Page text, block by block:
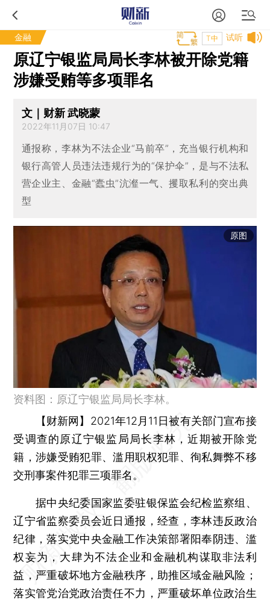
金融 试听
T中
原辽宁银监局局长李林被开除党籍
涉嫌受贿等多项罪名
文｜财新 武晓蒙
2022年11月07日 10:47
通报称，李林为不法企业“马前卒”，充当银行机构和
银行高管人员违法违规行为的“保护伞”，是与不法私
营企业主、金融“蠹虫”沆瀣一气、攫取私利的突出典
型
原图
资料图：原辽宁银监局局长李林。
【财新网】 2021年12月11日被有关部门宣布接
受调查的原辽宁银监局局长李林，近期被开除党
籍，涉嫌受贿犯罪、滥用职权犯罪、徇私舞弊不移
交刑事案件犯罪三项罪名。
据中央纪委国家监委驻银保监会纪检监察组、
辽宁省监察委员会近日通报，经查，李林违反政治
纪律，落实党中央金融工作决策部署阳奉阴违、滥
权妄为，大肆为不法企业和金融机构谋取非法利
益，严重破坏地方金融秩序，助推区域金融风险；
落实管党治党政治责任不力，严重破坏单位政治生